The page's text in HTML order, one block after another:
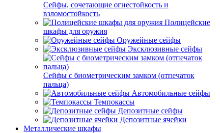
Сейфы, сочетающие огнестойкость и
взломостойкость
Полицейские
шкафы для оружия
Оружейные сейфы
Эксклюзивные сейфы
Сейфы с биометрическим замком (отпечаток
пальца)
Автомобильные сейфы
Темпокассы
Депозитные сейфы
Депозитные ячейки
Металлические шкафы